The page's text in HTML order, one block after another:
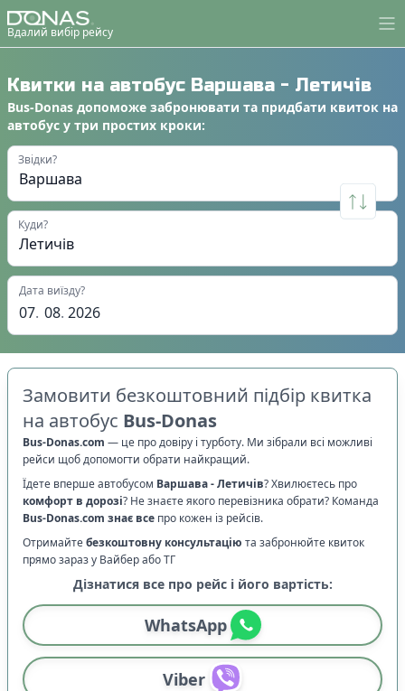
Вдалий вибір рейсу
Квитки на автобус Варшава - Летичів
Bus-Donas допоможе забронювати та придбати квиток на
автобус у три простих кроки:
Звідки?
Куди?
Дата виїзду?
07. 08. 2026
Замовити безкоштовний підбір квитка
на автобус Bus-Donas
Bus-Donas.com — це про довіру і турботу. Ми зібрали всі можливі
рейси щоб допомогти обрати найкращий.
Їдете вперше автобусом Варшава-Летичів? Хвилюєтесь про
комфорт в дорозі? Не знаєте якого перевізника обрати? Команда
Bus-Donas.com знає все про кожен із рейсів.
Отримайтебезкоштовну консультацію та забронюйте квиток
прямо зараз у Вайбер або ТГ
Дізнатися все про рейс і його вартість:
WhatsApp
Viber